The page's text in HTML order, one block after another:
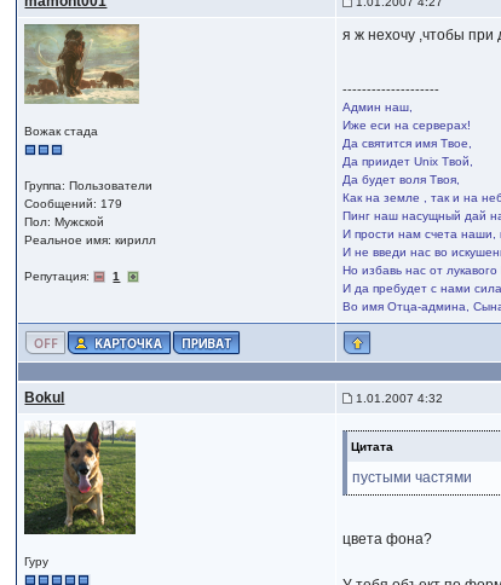
Вожак стада
Группа: Пользователи
Сообщений: 179
Пол: Мужской
Реальное имя: кирилл
Репутация: 1
я ж нехочу ,чтобы при
--------------------
Админ наш,
Иже еси на серверах!
Да святится имя Твое,
Да приидет Unix Твой,
Да будет воля Твоя,
Как на земле , так и на
Пинг наш насущный дай
И прости нам счета
И не введи нас во
Но избавь нас от лукавого
И да пребудет с нами сила
Во имя Отца-админа,
Bokul 1.01.2007 4:32
Гуру
Цитата
пустыми частями
цвета фона?